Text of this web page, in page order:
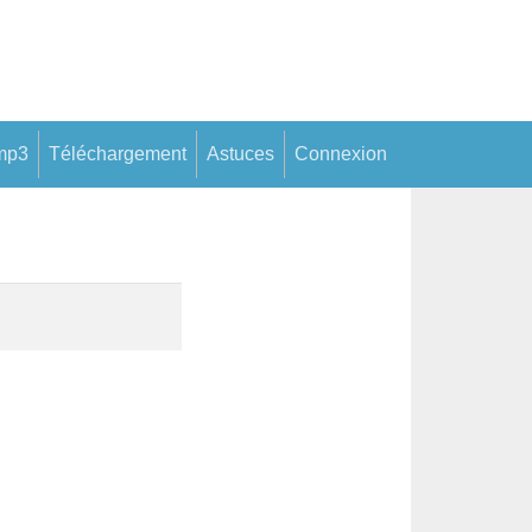
Téléchargement Astuces Connexion